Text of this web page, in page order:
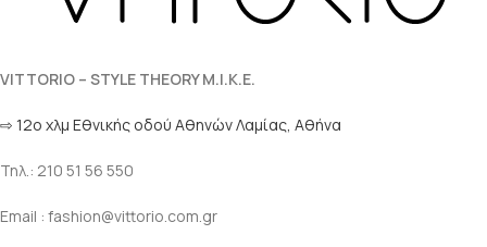
VITTORIO – STYLE THEORY M.I.K.E.
⇨ 12ο χλμ Eθνικής οδού Αθηνών Λαμίας, Αθήνα
Τηλ.: 210 51 56 550
Email : fashion@vittorio.com.gr